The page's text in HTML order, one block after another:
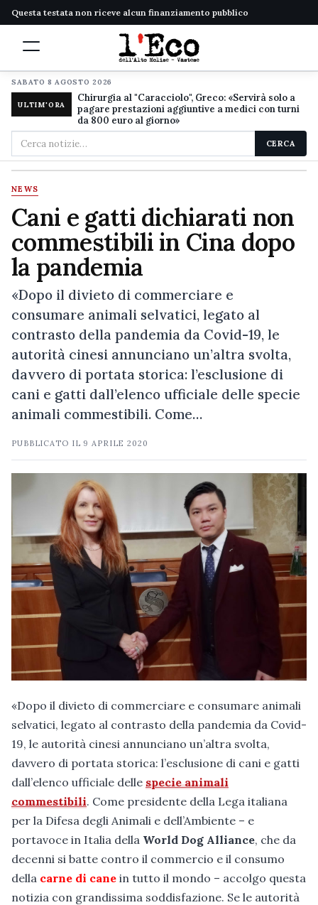
Questa testata non riceve alcun finanziamento pubblico
SABATO 8 AGOSTO 2026
ULTIM'ORA
Chirurgia al "Caracciolo", Greco: «Servirà solo a
pagare prestazioni aggiuntive a medici con turni
da 800 euro al giorno»
Cerca
nel
sito
CERCA
NEWS
Cani e gatti dichiarati non
commestibili in Cina dopo
la pandemia
«Dopo il divieto di commerciare e
consumare animali selvatici, legato al
contrasto della pandemia da Covid-19, le
autorità cinesi annunciano un’altra svolta,
davvero di portata storica: l’esclusione di
cani e gatti dall’elenco ufficiale delle specie
animali commestibili. Come…
PUBBLICATO IL 9 APRILE 2020
«Dopo il divieto di commerciare e consumare animali
selvatici, legato al contrasto della pandemia da Covid-
19, le autorità cinesi annunciano un’altra svolta,
davvero di portata storica: l’esclusione di cani e gatti
dall’elenco ufficiale delle specie animali
commestibili. Come presidente della Lega italiana
per la Difesa degli Animali e dell’Ambiente – e
portavoce in Italia della World Dog Alliance, che da
decenni si batte contro il commercio e il consumo
della carne di cane in tutto il mondo – accolgo questa
notizia con grandissima soddisfazione. Se le autorità